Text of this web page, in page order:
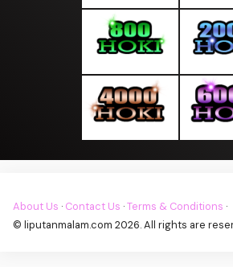
About Us · Contact Us ·Terms & Conditions ·
© liputanmalam.com 2026. All rights are